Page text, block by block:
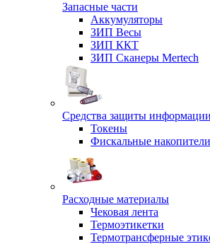
Запасные части
Аккумуляторы
ЗИП Весы
ЗИП ККТ
ЗИП Сканеры Mertech
Средства защиты информации
Токены
Фискальные накопители
Расходные материалы
Чековая лента
Термоэтикетки
Термотрансферные